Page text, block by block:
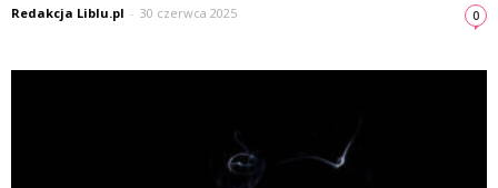
Redakcja Liblu.pl - 30 czerwca 2025 0